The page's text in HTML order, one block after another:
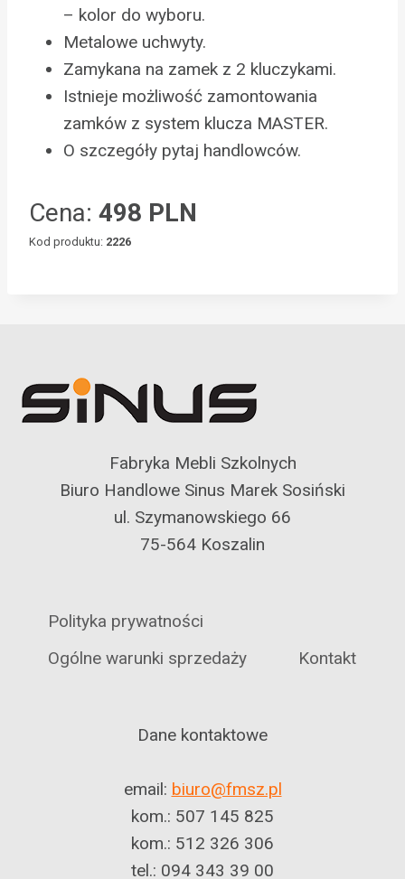
– kolor do wyboru.
Metalowe uchwyty.
Zamykana na zamek z 2 kluczykami.
Istnieje możliwość zamontowania
zamków z system klucza MASTER.
O szczegóły pytaj handlowców.
Cena: 498 PLN
Kod produktu: 2226
Fabryka Mebli Szkolnych
Biuro Handlowe Sinus Marek Sosiński
ul. Szymanowskiego 66
75-564 Koszalin
Polityka prywatności
Ogólne warunki sprzedaży
Kontakt
Dane kontaktowe
email: biuro@fmsz.pl
kom.: 507 145 825
kom.: 512 326 306
tel.: 094 343 39 00